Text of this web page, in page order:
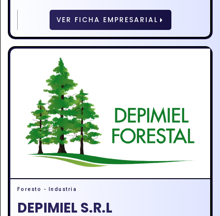
VER FICHA EMPRESARIAL
Foresto - Industria
DEPIMIEL S.R.L